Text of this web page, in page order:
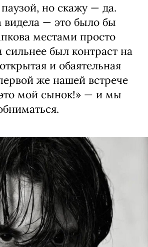
но скажу — да.
видела — это было бы
местами просто
сильнее был контраст на
и обаятельная
же нашей встрече
мой сынок!» — и мы